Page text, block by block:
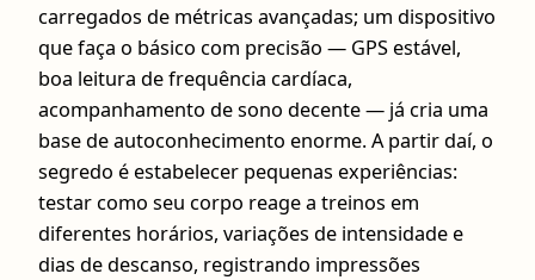
carregados de métricas avançadas; um dispositivo
que faça o básico com precisão — GPS estável,
boa leitura de frequência cardíaca,
acompanhamento de sono decente — já cria uma
base de autoconhecimento enorme. A partir daí, o
segredo é estabelecer pequenas experiências:
testar como seu corpo reage a treinos em
diferentes horários, variações de intensidade e
dias de descanso, registrando impressões